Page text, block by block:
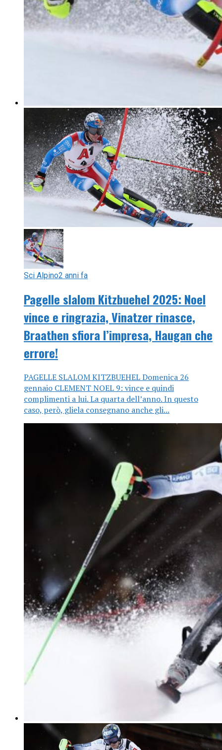
Sci Alpino2 anni fa
Pagelle slalom Kitzbuehel 2025: Noel
vince e ringrazia, Vinatzer rinasce,
Braathen sfiora l’impresa, Haugan che
errore!
PAGELLE SLALOM KITZBUEHEL Domenica 26
gennaio CLEMENT NOEL 9: vince e quindi
complimenti a lui. La quarta dell’anno. In questo
caso, però, gliela consegnano anche gli...